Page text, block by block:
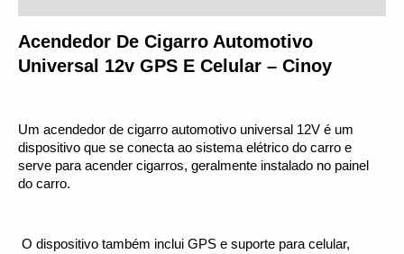
Acendedor De Cigarro Automotivo
Universal 12v GPS E Celular – Cinoy
Um acendedor de cigarro automotivo universal 12V é um
dispositivo que se conecta ao sistema elétrico do carro e
serve para acender cigarros, geralmente instalado no painel
do carro.
O dispositivo também inclui GPS e suporte para celular,